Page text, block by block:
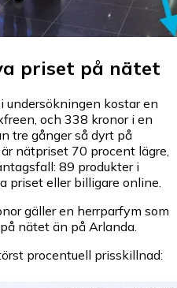
priset på nätet
undersökningen kostar en
och 338 kronor i en
tre gånger så dyrt på
nätpriset 70 procent lägre,
89 produkter i
priset eller billigare online.
gäller en herrparfym som
nätet än på Arlanda.
procentuell prisskillnad: